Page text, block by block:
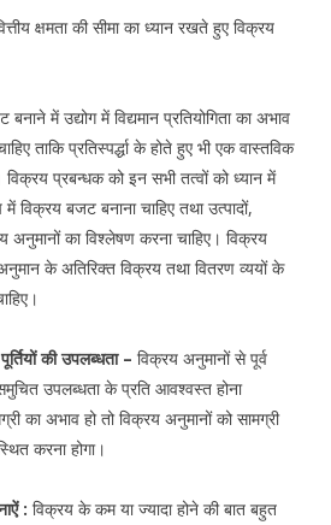
क्षमता की सीमा का ध्यान रखते हुए विक्रय
में उद्योग में विद्यमान प्रतियोगिता का अभाव
ताकि प्रतिस्पर्द्धा के होते हुए भी एक वास्तविक
प्रबन्धक को इन सभी तत्वों को ध्यान में
बजट बनाना चाहिए तथा उत्पादों,
अनुमानों का विश्लेषण करना चाहिए। विक्रय
के अतिरिक्त विक्रय तथा वितरण व्ययों के
की उपलब्धता – विक्रय अनुमानों से पूर्व
उपलब्धता के प्रति आवश्वस्त होना
का अभाव हो तो विक्रय अनुमानों को सामग्री
करना होगा।
: विक्रय के कम या ज्यादा होने की बात बहुत